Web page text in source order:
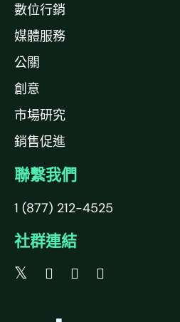
數位行銷
媒體服務
公關
創意
市場研究
銷售促進
聯繫我們
1 (877) 212-4525
社群連結